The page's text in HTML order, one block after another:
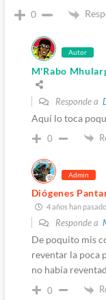
0
Autor
M'Rabo
Responde a
Aquí lo toca
0
Admin
Diógenes
4 años han
Responde a
De poquito mis
reventar la poca
no había
0